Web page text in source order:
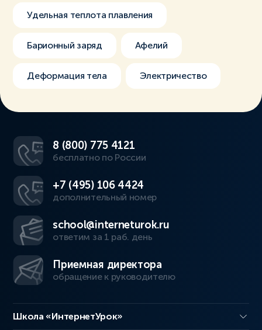
Удельная теплота плавления
Барионный заряд Афелий
Деформация тела Электричество
8 (800) 775 4121
бесплатно по России
+7 (495) 106 4424
дополнительный номер
school@interneturok.ru
ответим за 1 раб. день
Приемная директора
обращение к руководителю
Школа «ИнтернетУрок»